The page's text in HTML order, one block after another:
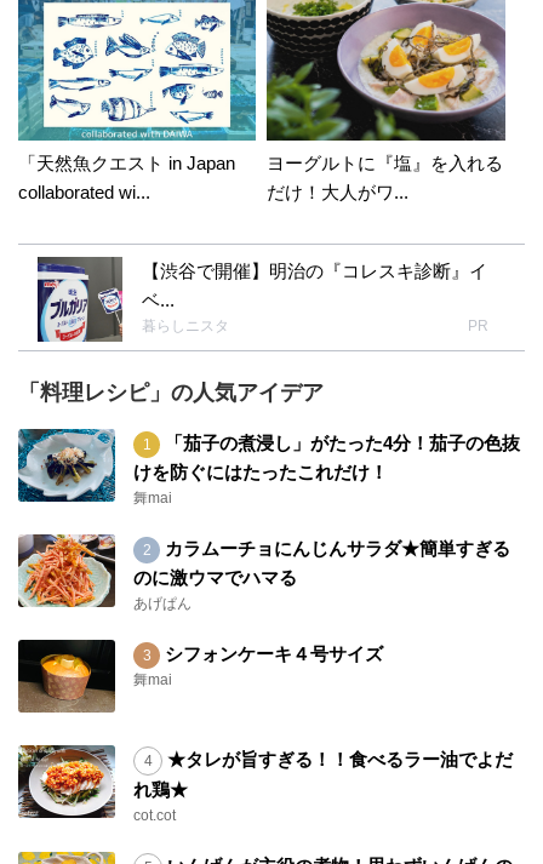
と思うので、michiカエルさんみたいにそういう
お気持ちで頂いて読んで頂けると光栄です。今
日もたくさんのパワーをありがとうございま
す。残り時間も頑張りまーす！michiカエルさん
も今日も一日お疲れ様です。お疲れ出ませんよ
うに♡
ひこまるさん(^.^)おはようございます！ 今朝これ
を見てお腹空きました（笑） お野菜と麺だけなの
にとっても美味しそうです(*^o^*) 野菜に先に油を
ってみます！ ありがとうございました(^-^)/
ひこまる
2016年02月29日 08:55:21
michikaeruさん♪ おはようございます。コメン
トありがとうございます。 ちょっと今日は朝か
ら体調がすぐれなかったので、仕事へのテンシ
のおかげで元気でました。今週もがんばりま
す！！ 明太子の味ってそれぞれで、その部分に
ングが美味しいです。 お野菜は野菜炒めの時も
必ず先にまぶしてから作るのですが、焼きそば
もその方が一気にしあがって野菜本来の味わい
になりました。お料理もベテランのmichikaeru
「天然魚クエスト in Japan
collaborated wi...
ヨーグルトに『塩』を入れる
だけ！大人がワ...
【渋谷で開催】明治の『コレスキ診断』イ
ベ...
暮らしニスタ PR
「料理レシピ」の人気アイデア
「茄子の煮浸し」がたった4分！茄子の色抜
けを防ぐにはたったこれだけ！
舞mai
カラムーチョにんじんサラダ★簡単すぎる
のに激ウマでハマる
あげぱん
シフォンケーキ４号サイズ
舞mai
★タレが旨すぎる！！食べるラー油でよだ
れ鶏★
cot.cot